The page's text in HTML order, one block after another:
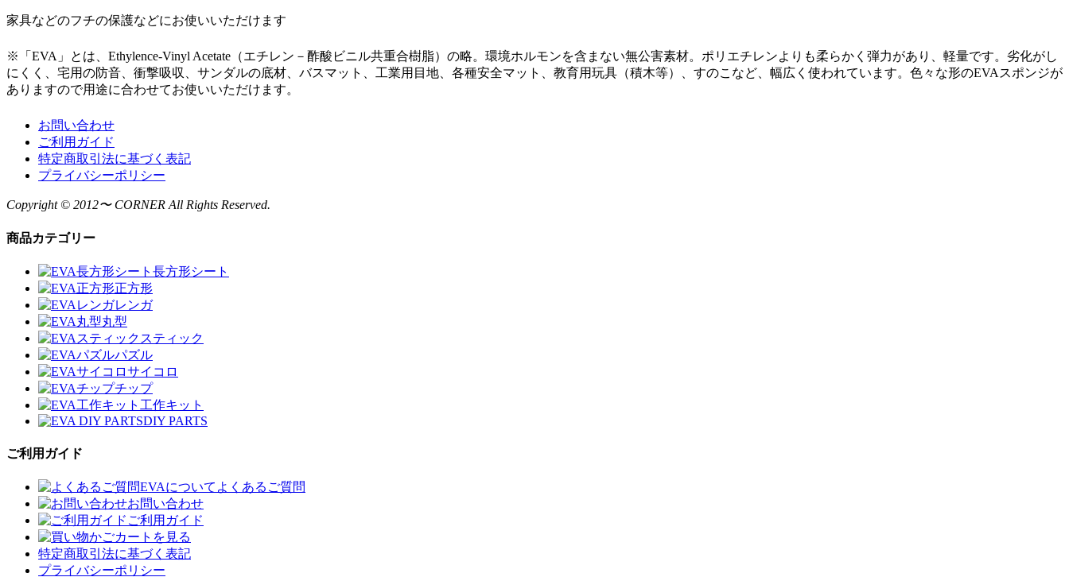
家具などのフチの保護などにお使いいただけます
※「EVA」とは、Ethylence-Vinyl Acetate（エチレン－酢酸ビニル共重合樹脂）の略。環境ホルモンを含まない無公害素材。ポリエチレンよりも柔らかく弾力があり、軽量です。劣化がし
にくく、宅用の防音、衝撃吸収、サンダルの底材、バスマット、工業用目地、各種安全マット、教育用玩具（積木等）、すのこなど、幅広く使われています。色々な形のEVAスポンジが
ありますので用途に合わせてお使いいただけます。
お問い合わせ
ご利用ガイド
特定商取引法に基づく表記
プライバシーポリシー
Copyright © 2012〜 CORNER All Rights Reserved.
商品カテゴリー
長方形シート
正方形
レンガ
丸型
スティック
パズル
サイコロ
チップ
工作キット
DIY PARTS
ご利用ガイド
EVAについてよくあるご質問
お問い合わせ
ご利用ガイド
カートを見る
特定商取引法に基づく表記
プライバシーポリシー